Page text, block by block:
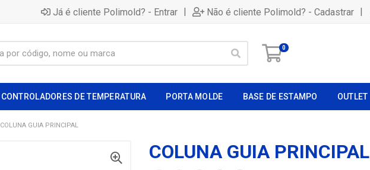
Já é cliente Polimold? - Entrar | Não é cliente Polimold? - Cadastrar |
0
CONTROLADORES DE TEMPERATURA PORTA MOLDE BASE DE ESTAMPO OUTLET
COLUNA GUIA PRINCIPAL
COLUNA GUIA PRINCIPAL